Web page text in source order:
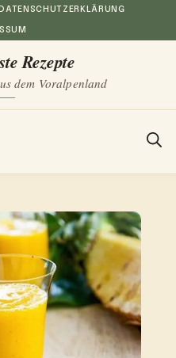
DATENSCHUTZERKLÄRUNG
Rezepte
dem Voralpenland